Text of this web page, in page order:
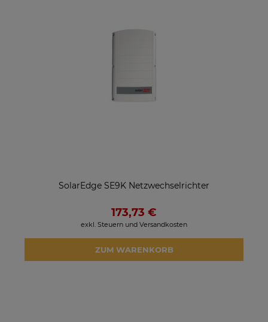
SolarEdge SE9K Netzwechselrichter
173,73 €
exkl. Steuern und Versandkosten
ZUM WARENKORB